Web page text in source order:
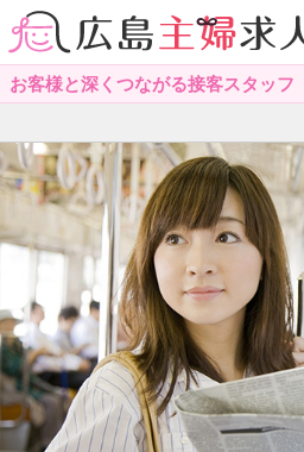
お客様と深くつながる接客スタッフ